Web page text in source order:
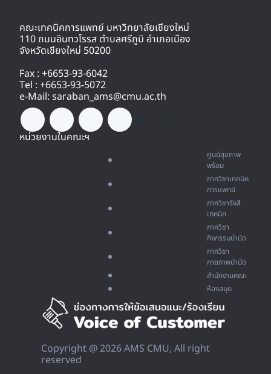
คณะเทคนิคการแพทย์ มหาวิทยาลัยเชียงใหม่
110 ถนนอินทวโรรส ตำบลศรีภูมิ อำเภอเมือง
จังหวัดเชียงใหม่ 50200
Fax : +6653-93-6042
Tel : +6653-93-5072
e-Mail: saraban_ams@cmu.ac.th
หน่วยงานในคณะฯ
ศูนย์สุขภาพ
พร้อม
ภาควิชาเทคนิค
การแพทย์
ภาควิชารังสี
เทคนิค
ภาควิชา
กิจกรรมบำบัด
ภาควิชา
กายภาพบำบัด
สำนักงานคณะ
ห้องสมุด
Copyright @ 2026 AMS CMU, All right
reserved